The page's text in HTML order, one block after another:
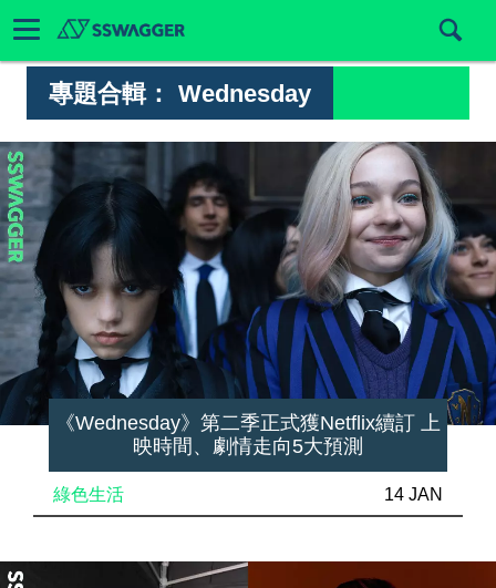
專題合輯： Wednesday
《Wednesday》第二季正式獲Netflix續訂 上
映時間、劇情走向5大預測
綠色生活 14 JAN